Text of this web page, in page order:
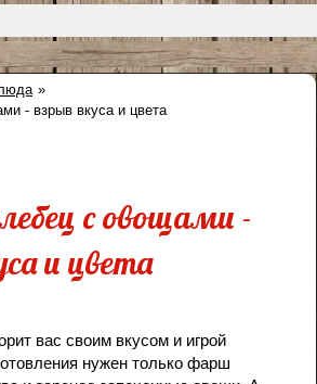
»
- взрыв вкуса и цвета
с овощами -
и цвета
вас своим вкусом и игрой
нужен только фарш